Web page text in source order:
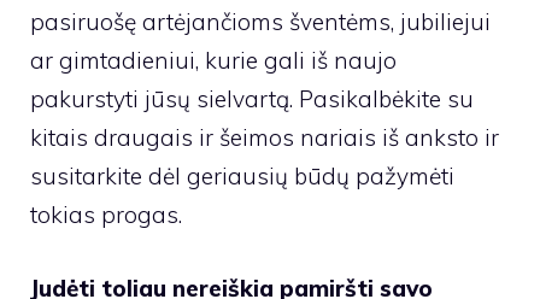
pasiruošę artėjančioms šventėms, jubiliejui
ar gimtadieniui, kurie gali iš naujo
pakurstyti jūsų sielvartą. Pasikalbėkite su
kitais draugais ir šeimos nariais iš anksto ir
susitarkite dėl geriausių būdų pažymėti
tokias progas.
Judėti toliau nereiškia pamiršti savo